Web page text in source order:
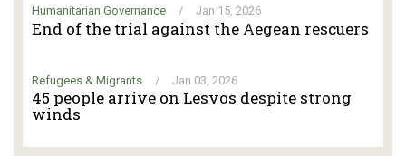
Humanitarian Governance / Jan 15, 2026
End of the trial against the Aegean rescuers
Refugees & Migrants / Jan 03, 2026
45 people arrive on Lesvos despite strong
winds